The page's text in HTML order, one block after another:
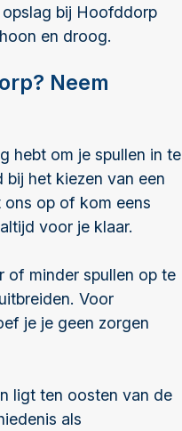
bij Hoofddorp
en droog.
Neem
hebt om je spullen in te
bij het kiezen van een
op of kom eens
voor je klaar.
of minder spullen op te
Voor
je je geen zorgen
ligt ten oosten van de
als